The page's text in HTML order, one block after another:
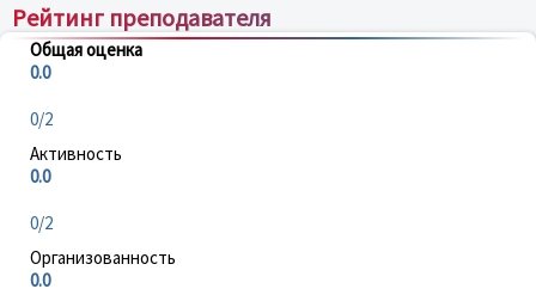
Рейтинг преподавателя
Общая оценка
0.0
0/2
Активность
0.0
0/2
Организованность
0.0